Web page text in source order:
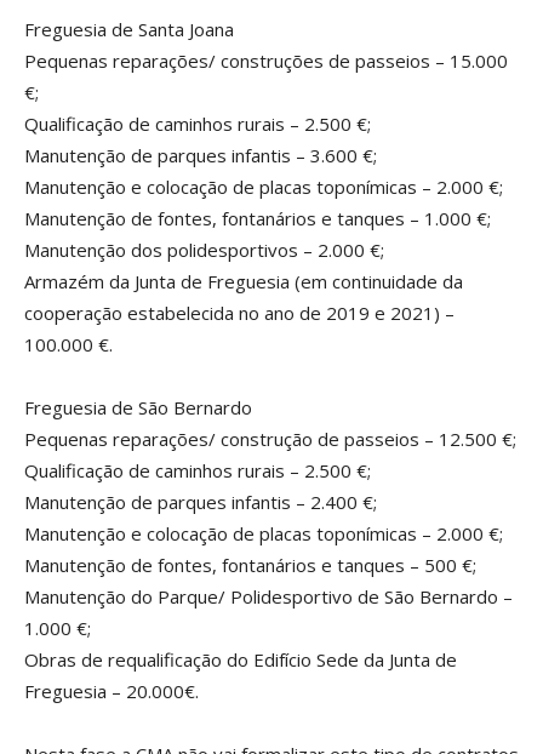
Freguesia de Santa Joana
Pequenas reparações/ construções de passeios – 15.000
€;
Qualificação de caminhos rurais – 2.500 €;
Manutenção de parques infantis – 3.600 €;
Manutenção e colocação de placas toponímicas – 2.000 €;
Manutenção de fontes, fontanários e tanques – 1.000 €;
Manutenção dos polidesportivos – 2.000 €;
Armazém da Junta de Freguesia (em continuidade da
cooperação estabelecida no ano de 2019 e 2021) –
100.000 €.
Freguesia de São Bernardo
Pequenas reparações/ construção de passeios – 12.500 €;
Qualificação de caminhos rurais – 2.500 €;
Manutenção de parques infantis – 2.400 €;
Manutenção e colocação de placas toponímicas – 2.000 €;
Manutenção de fontes, fontanários e tanques – 500 €;
Manutenção do Parque/ Polidesportivo de São Bernardo –
1.000 €;
Obras de requalificação do Edifício Sede da Junta de
Freguesia – 20.000€.